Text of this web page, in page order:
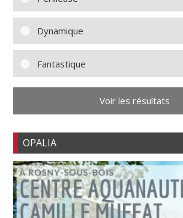
Dynamique
Fantastique
Voir les résultats
OPALIA